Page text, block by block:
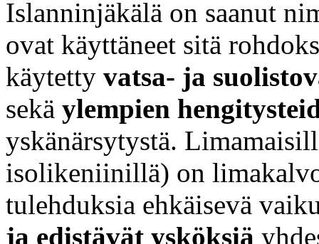
Islanninjäkälä on saanut
ovat käyttäneet sitä
käytetty vatsa- ja
sekä ylempien
yskänärsytystä.
isolikeniinillä) on
tulehduksia ehkäisevä
ja edistävät ysköksiä